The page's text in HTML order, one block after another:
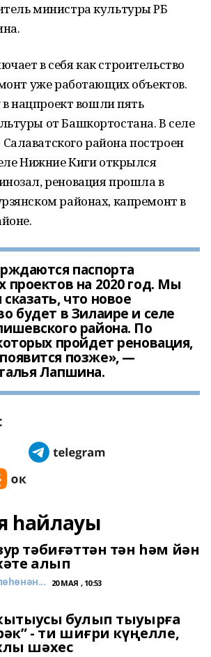
министра культуры РБ
в себя как строительство
уже работающих объектов.
в нацпроект вошли пять
от Башкортостана. В селе
района построен
Нижние Киги открылся
реновация прошла в
районах, капремонт в
паспорта
проектов на 2020 год. Мы
что новое
будет в Зилаире и селе
района. По
пройдет реновация,
позже», —
Лапшина.
һайлауы
тәбиғәттән тән һәм йән
алып
20 МАЯ , 10:53
булып тыуырға
- ти шиғри күңелле,
шәхес